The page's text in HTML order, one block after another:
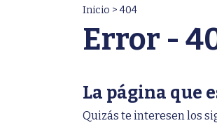
Inicio > 404
Error -
La página que
Quizás te interesen los